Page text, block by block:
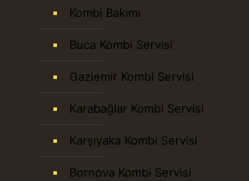
Kombi Bakımı
Buca Kombi Servisi
Gaziemir Kombi Servisi
Karabağlar Kombi Servisi
Karşıyaka Kombi Servisi
Bornova Kombi Servisi